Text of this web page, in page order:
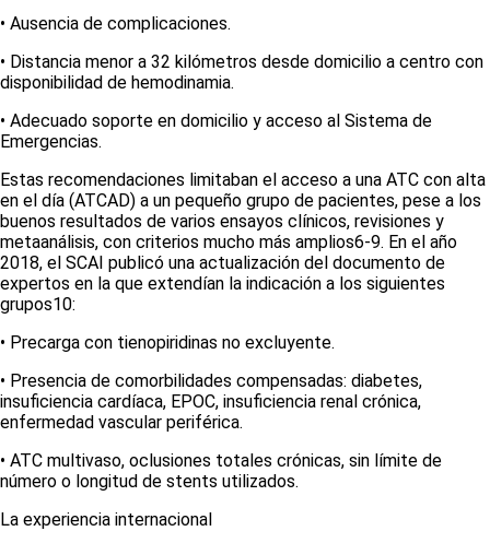
• Ausencia de complicaciones.
• Distancia menor a 32 kilómetros desde domicilio a centro con
disponibilidad de hemodinamia.
• Adecuado soporte en domicilio y acceso al Sistema de
Emergencias.
Estas recomendaciones limitaban el acceso a una ATC con alta
en el día (ATCAD) a un pequeño grupo de pacientes, pese a los
buenos resultados de varios ensayos clínicos, revisiones y
metaanálisis, con criterios mucho más amplios6-9. En el año
2018, el SCAI publicó una actualización del documento de
expertos en la que extendían la indicación a los siguientes
grupos10:
• Precarga con tienopiridinas no excluyente.
• Presencia de comorbilidades compensadas: diabetes,
insuficiencia cardíaca, EPOC, insuficiencia renal crónica,
enfermedad vascular periférica.
• ATC multivaso, oclusiones totales crónicas, sin límite de
número o longitud de stents utilizados.
La experiencia internacional